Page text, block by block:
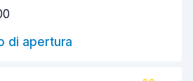
di apertura